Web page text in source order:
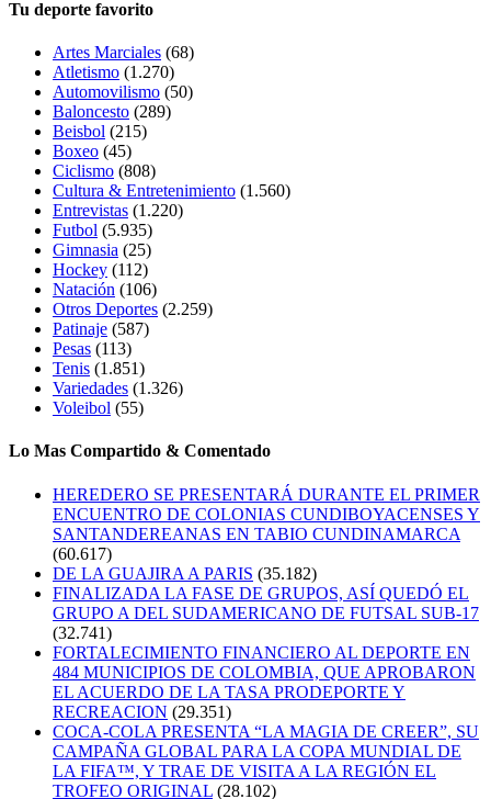
Tu deporte favorito
Artes Marciales (68)
Atletismo (1.270)
Automovilismo (50)
Baloncesto (289)
Beisbol (215)
Boxeo (45)
Ciclismo (808)
Cultura & Entretenimiento (1.560)
Entrevistas (1.220)
Futbol (5.935)
Gimnasia (25)
Hockey (112)
Natación (106)
Otros Deportes (2.259)
Patinaje (587)
Pesas (113)
Tenis (1.851)
Variedades (1.326)
Voleibol (55)
Lo Mas Compartido & Comentado
HEREDERO SE PRESENTARÁ DURANTE EL PRIMER
ENCUENTRO DE COLONIAS CUNDIBOYACENSES Y
SANTANDEREANAS EN TABIO CUNDINAMARCA
(60.617)
DE LA GUAJIRA A PARIS (35.182)
FINALIZADA LA FASE DE GRUPOS, ASÍ QUEDÓ EL
GRUPO A DEL SUDAMERICANO DE FUTSAL SUB-17
(32.741)
FORTALECIMIENTO FINANCIERO AL DEPORTE EN
484 MUNICIPIOS DE COLOMBIA, QUE APROBARON
EL ACUERDO DE LA TASA PRODEPORTE Y
RECREACION (29.351)
COCA-COLA PRESENTA “LA MAGIA DE CREER”, SU
CAMPAÑA GLOBAL PARA LA COPA MUNDIAL DE
LA FIFA™, Y TRAE DE VISITA A LA REGIÓN EL
TROFEO ORIGINAL (28.102)